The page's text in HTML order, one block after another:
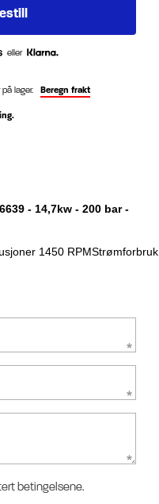
eller
lager. Beregn frakt
- 14,7kw - 200 bar -
1450
betingelsene.